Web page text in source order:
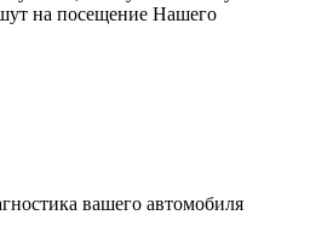
на посещение Нашего
вашего автомобиля